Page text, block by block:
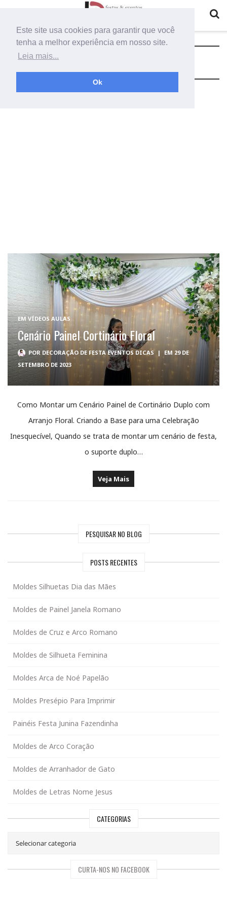
Este site usa cookies para garantir que você
tenha a melhor experiência em nosso site.
Leia mais...
Ok
Tag:painel de cortinário duplo
EMVÍDEOS AULAS
Cenário Painel Cortinário Floral
PORDECORAÇÃO DE FESTA EVENTOS DICAS |
EM 29 DE
SETEMBRO DE 2023
Como Montar um Cenário Painel de Cortinário Duplo com
Arranjo Floral. Criando a Base para uma Celebração
Inesquecível, Quando se trata de montar um cenário de festa,
o suporte duplo…
Veja Mais
PESQUISAR NO BLOG
POSTS RECENTES
Moldes Silhuetas Dia das Mães
Moldes de Painel Janela Romano
Moldes de Cruz e Arco Romano
Moldes de Silhueta Feminina
Moldes Arca de Noé Papelão
Moldes Presépio Para Imprimir
Painéis Festa Junina Fazendinha
Moldes de Arco Coração
Moldes de Arranhador de Gato
Moldes de Letras Nome Jesus
CATEGORIAS
CURTA-NOS NO FACEBOOK